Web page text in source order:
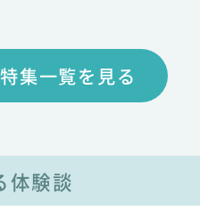
集一覧を見る
体験談